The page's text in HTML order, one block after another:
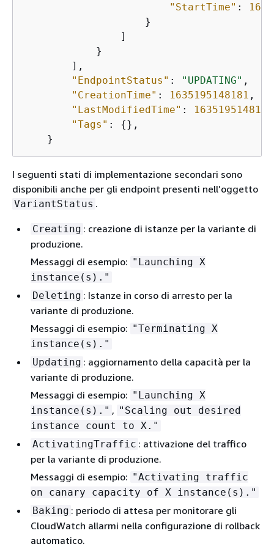
"StartTime" :
                    }
                ]
            }
        ],
"EndpointStatus" : "UPDATING" ,
"CreationTime" : 1635195148181 ,
"LastModifiedTime" : 1635195148181
"Tags" : {},
    }
I seguenti stati di implementazione secondari sono
disponibili anche per gli endpoint presenti nell’oggetto
VariantStatus .
Creating : creazione di istanze per la variante di
produzione.
Messaggi di esempio: "Launching X
instance(s)."
Deleting : Istanze in corso di arresto per la
variante di produzione.
Messaggi di esempio: "Terminating X
instance(s)."
Updating : aggiornamento della capacità per la
variante di produzione.
Messaggi di esempio: "Launching X
instance(s)." , "Scaling out desired
instance count to X."
ActivatingTraffic : attivazione del traffico
per la variante di produzione.
Messaggi di esempio: "Activating traffic
on canary capacity of X instance(s)."
Baking : periodo di attesa per monitorare gli
CloudWatch allarmi nella configurazione di rollback
automatico.